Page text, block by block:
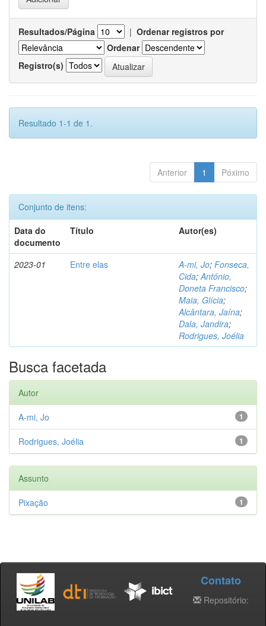
Resultados/Página | Ordenar registros por
Ordenar
Registro(s)
Resultado 1-1 de 1.
Anterior 1 Póximo
Conjunto de itens:
Data do
documento
Título Autor(es)
2023-01 Entre elas A-mi, Jo; Fonseca,
Cida;António,
Doneta Francisco;
Maia, Glícia;
Alcântara, Jaína;
Dala, Jandira;
Rodrigues, Joélia
Busca facetada
Autor
1
A-mi, Jo
1
Rodrigues, Joélia
Assunto
1
Pixação
Contato
Repositório: